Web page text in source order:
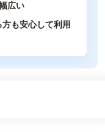
広い
も安心して利用